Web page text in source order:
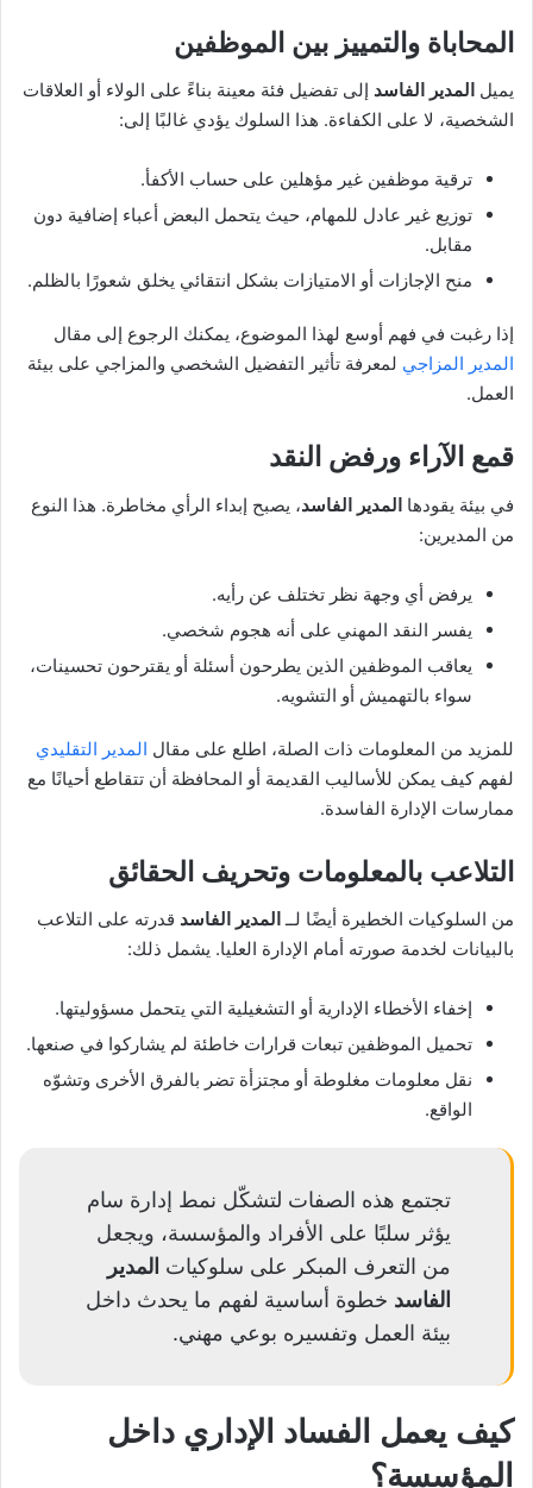
المحاباة والتمييز بين الموظفين
يميل المدير الفاسد إلى تفضيل فئة معينة بناءً على الولاء أو العلاقات
الشخصية، لا على الكفاءة. هذا السلوك يؤدي غالبًا إلى:
ترقية موظفين غير مؤهلين على حساب الأكفأ.
توزيع غير عادل للمهام، حيث يتحمل البعض أعباء إضافية دون
مقابل.
منح الإجازات أو الامتيازات بشكل انتقائي يخلق شعورًا بالظلم.
إذا رغبت في فهم أوسع لهذا الموضوع، يمكنك الرجوع إلى مقال
المدير المزاجي لمعرفة تأثير التفضيل الشخصي والمزاجي على بيئة
العمل.
قمع الآراء ورفض النقد
في بيئة يقودها المدير الفاسد، يصبح إبداء الرأي مخاطرة. هذا النوع
من المديرين:
يرفض أي وجهة نظر تختلف عن رأيه.
يفسر النقد المهني على أنه هجوم شخصي.
يعاقب الموظفين الذين يطرحون أسئلة أو يقترحون تحسينات،
سواء بالتهميش أو التشويه.
للمزيد من المعلومات ذات الصلة، اطلع على مقال المدير التقليدي
لفهم كيف يمكن للأساليب القديمة أو المحافظة أن تتقاطع أحيانًا مع
ممارسات الإدارة الفاسدة.
التلاعب بالمعلومات وتحريف الحقائق
من السلوكيات الخطيرة أيضًا لــالمدير الفاسد قدرته على التلاعب
بالبيانات لخدمة صورته أمام الإدارة العليا. يشمل ذلك:
إخفاء الأخطاء الإدارية أو التشغيلية التي يتحمل مسؤوليتها.
تحميل الموظفين تبعات قرارات خاطئة لم يشاركوا في صنعها.
نقل معلومات مغلوطة أو مجتزأة تضر بالفرق الأخرى وتشوّه
الواقع.
تجتمع هذه الصفات لتشكّل نمط إدارة سام
يؤثر سلبًا على الأفراد والمؤسسة، ويجعل
من التعرف المبكر على سلوكيات المدير
الفاسد خطوة أساسية لفهم ما يحدث داخل
بيئة العمل وتفسيره بوعي مهني.
كيف يعمل الفساد الإداري داخل
المؤسسة؟